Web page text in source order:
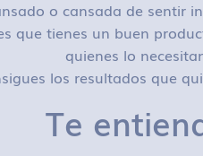
o cansada de sentir
que tienes un buen
quienes lo
los resultados que
Te